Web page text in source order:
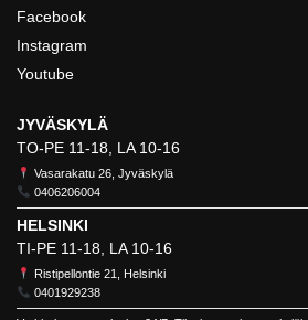
Facebook
Instagram
Youtube
JYVÄSKYLÄ
TO-PE 11-18, LA 10-16
Vasarakatu 26, Jyväskylä
0406206004
HELSINKI
TI-PE 11-18, LA 10-16
Ristipellontie 21, Helsinki
0401929238